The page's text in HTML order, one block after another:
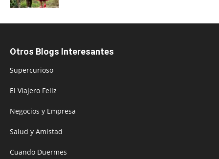
Otros Blogs Interesantes
Supercurioso
El Viajero Feliz
Negocios y Empresa
Salud y Amistad
Cuando Duermes